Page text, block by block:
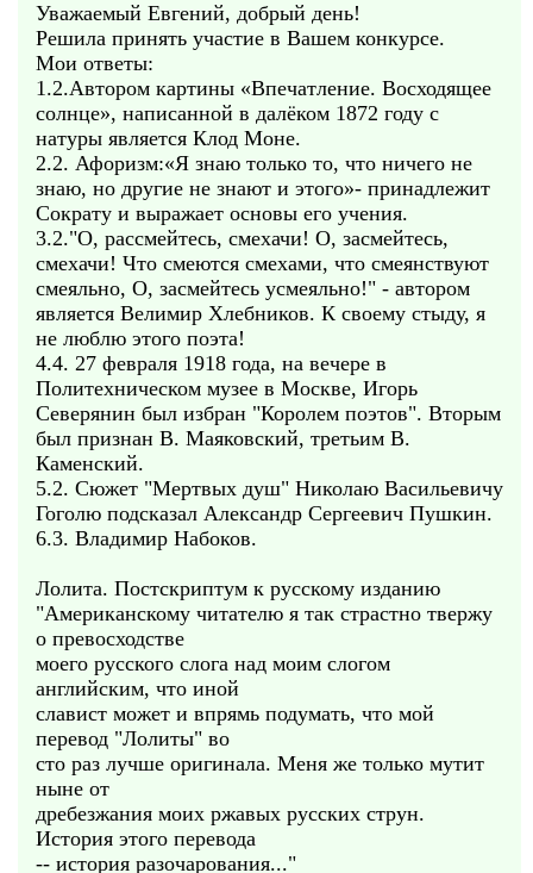
Уважаемый Евгений, добрый день!
Решила принять участие в Вашем конкурсе.
Мои ответы:
1.2.Автором картины «Впечатление. Восходящее
солнце», написанной в далёком 1872 году с
натуры является Клод Моне.
2.2. Афоризм:«Я знаю только то, что ничего не
знаю, но другие не знают и этого»- принадлежит
Сократу и выражает основы его учения.
3.2."О, рассмейтесь, смехачи! О, засмейтесь,
смехачи! Что смеются смехами, что смеянствуют
смеяльно, О, засмейтесь усмеяльно!" - автором
является Велимир Хлебников. К своему стыду, я
не люблю этого поэта!
4.4. 27 февраля 1918 года, на вечере в
Политехническом музее в Москве, Игорь
Северянин был избран "Королем поэтов". Вторым
был признан В. Маяковский, третьим В.
Каменский.
5.2. Сюжет "Мертвых душ" Николаю Васильевичу
Гоголю подсказал Александр Сергеевич Пушкин.
6.3. Владимир Набоков.
Лолита. Постскриптум к русскому изданию
"Американскому читателю я так страстно твержу
о превосходстве
моего русского слога над моим слогом
английским, что иной
славист может и впрямь подумать, что мой
перевод "Лолиты" во
сто раз лучше оригинала. Меня же только мутит
ныне от
дребезжания моих ржавых русских струн.
История этого перевода
-- история разочарования..."